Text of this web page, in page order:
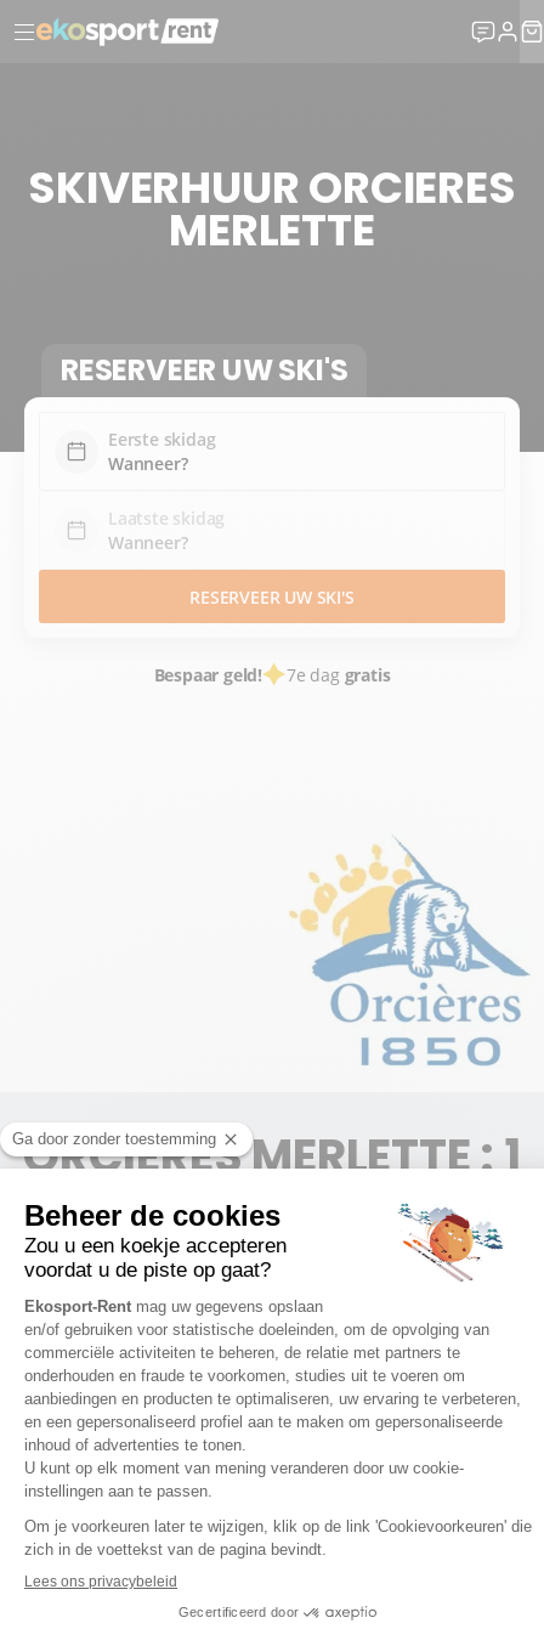
SKIVERHUUR ORCIERES
MERLETTE
RESERVEER UW SKI'S
Eerste skidag
Laatste skidag
RESERVEER UW SKI'S
Bespaar geld! 7e dag gratis
ORCIERES MERLETTE : 1
WINKEL
ORCIERES MERLETTE